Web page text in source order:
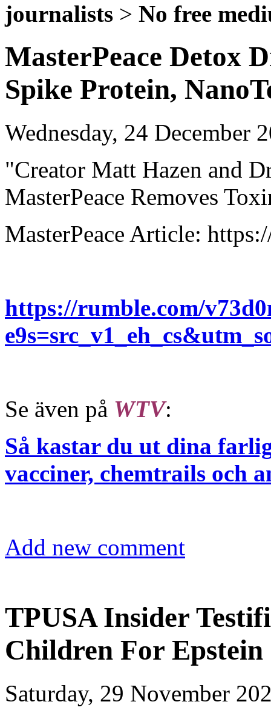
journalists > No free
MasterPeace Detox
Spike Protein,
Wednesday, 24 December
"Creator Matt Hazen and
MasterPeace Removes
MasterPeace Article:
https://rumble.com/
Se även på WTV:
Så kastar du ut dina
vacciner, chemtrails och
Add new comment
TPUSA Insider
Children For Epstein
Saturday, 29 November